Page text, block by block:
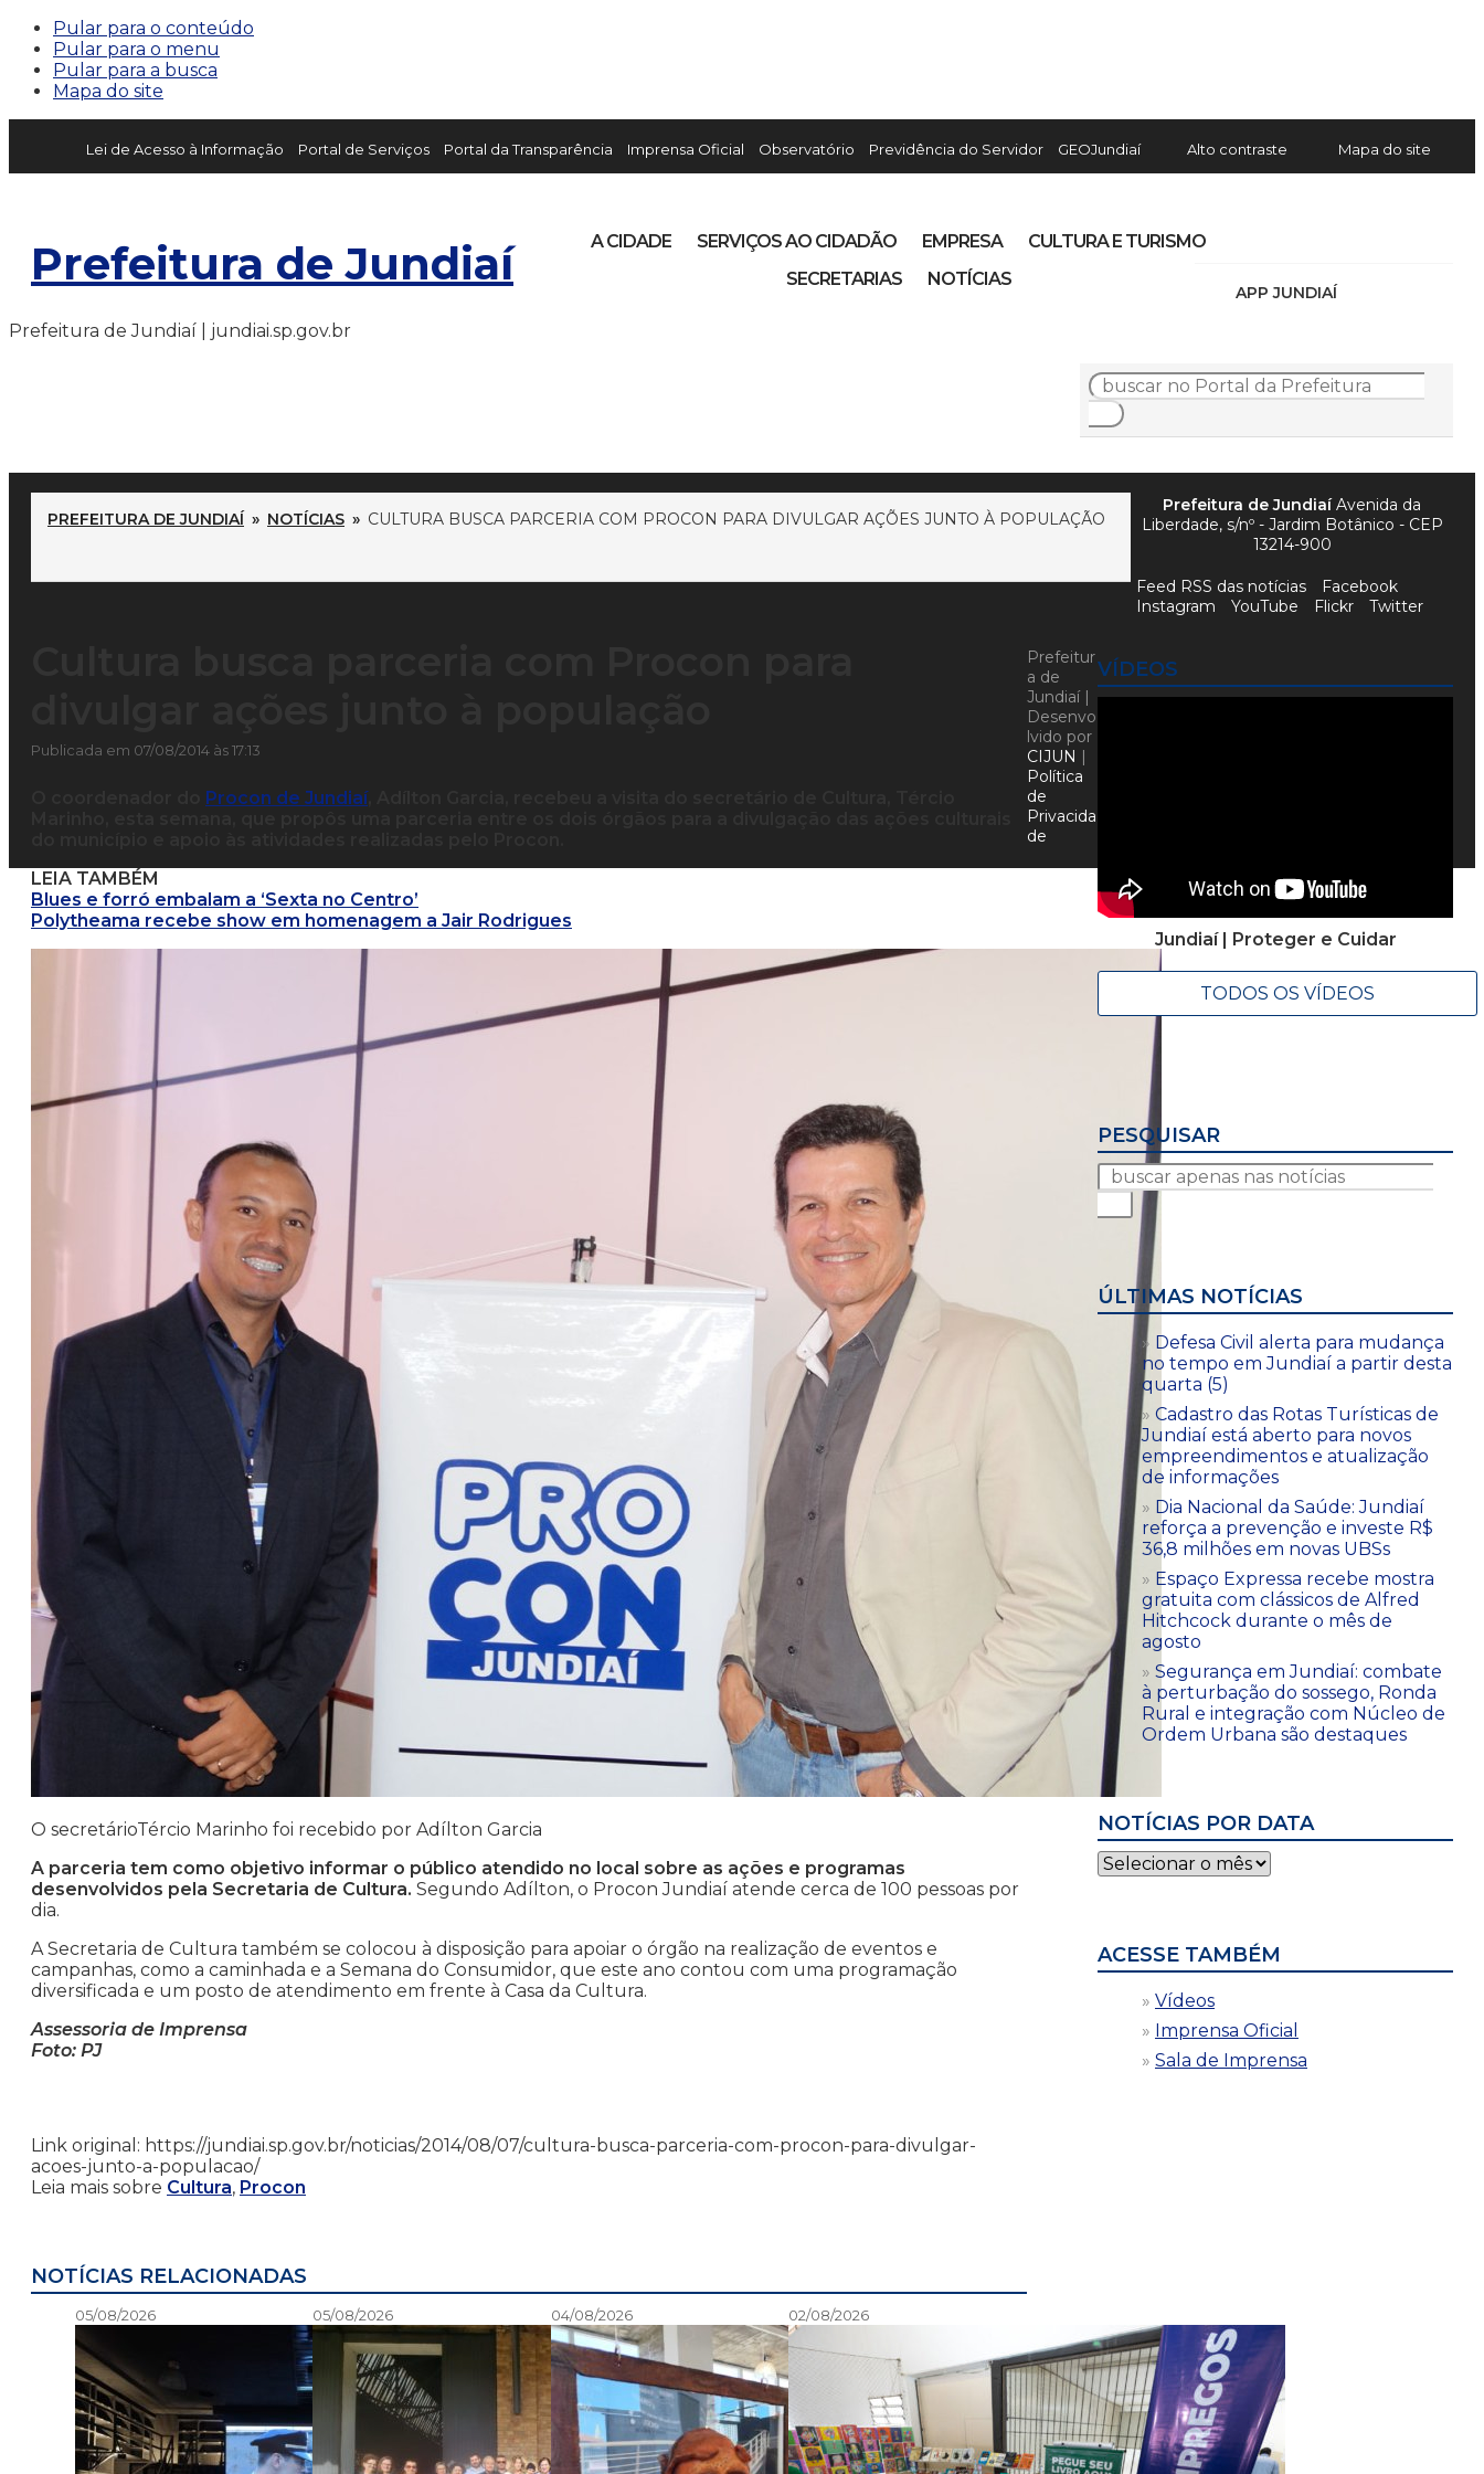
Pular para o conteúdo
Pular para o menu
Pular para a busca
Mapa do site
Lei de Acesso à Informação Portal de Serviços Portal da Transparência Imprensa Oficial Observatório Previdência do Servidor GEOJundiaí Alto contraste Mapa do site
Prefeitura de Jundiaí
APP JUNDIAÍ
A CIDADE SERVIÇOS AO CIDADÃO EMPRESA
CULTURA E TURISMO
SECRETARIAS
NOTÍCIAS
Prefeitura de Jundiaí | jundiai.sp.gov.br
PREFEITURA DE JUNDIAÍ » NOTÍCIAS » CULTURA BUSCA PARCERIA COM PROCON PARA DIVULGAR AÇÕES JUNTO À POPULAÇÃO
Publicada em 07/08/2014 às 17:13
Procon de Jundiaí, Adílton Garcia, recebeu a visita do secretário de Cultura, Tércio
LEIA TAMBÉM
Blues e forró embalam a ‘Sexta no Centro’
Polytheama recebe show em homenagem a Jair Rodrigues
O secretárioTércio Marinho foi recebido por Adílton Garcia
A parceria tem como objetivo informar o público atendido no local sobre as ações e programas
desenvolvidos pela Secretaria de Cultura. Segundo Adílton, o Procon Jundiaí atende cerca de 100 pessoas por
dia.
A Secretaria de Cultura também se colocou à disposição para apoiar o órgão na realização de eventos e
campanhas, como a caminhada e a Semana do Consumidor, que este ano contou com uma programação
diversificada e um posto de atendimento em frente à Casa da Cultura.
Assessoria de Imprensa
Foto: PJ
Link original: https://jundiai.sp.gov.br/noticias/2014/08/07/cultura-busca-parceria-com-procon-para-divulgar-
acoes-junto-a-populacao/
Leia mais sobre Cultura, Procon
NOTÍCIAS RELACIONADAS
05/08/2026 05/08/2026 04/08/2026 02/08/2026
VÍDEOS
Jundiaí | Proteger e Cuidar
TODOS OS VÍDEOS
PESQUISAR
ÚLTIMAS NOTÍCIAS
Defesa Civil alerta para mudança
no tempo em Jundiaí a partir desta
quarta (5)
Cadastro das Rotas Turísticas de
Jundiaí está aberto para novos
empreendimentos e atualização
de informações
Dia Nacional da Saúde: Jundiaí
reforça a prevenção e investe R$
36,8 milhões em novas UBSs
Espaço Expressa recebe mostra
gratuita com clássicos de Alfred
Hitchcock durante o mês de
agosto
Segurança em Jundiaí: combate
à perturbação do sossego, Ronda
Rural e integração com Núcleo de
Ordem Urbana são destaques
NOTÍCIAS POR DATA
Notícias
por
ACESSE TAMBÉM
Vídeos
Imprensa Oficial
Sala de Imprensa
Prefeitura de JundiaíAvenida da
Liberdade, s/nº - Jardim Botânico - CEP
13214-900
Feed RSS das notícias
Facebook
Instagram
YouTube Flickr Twitter
Prefeitur
a de
Jundiaí |
Desenvo
lvido por
CIJUN |
Política
de
Privacida
de